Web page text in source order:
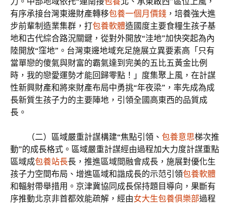
有序承接台灣東邊財產轉移包養一個月價錢 ，培養強大進
步前輩制造業集群，打包養軟體造國度主要食糧生孩子基
地和古代綜合路況關鍵，從對外開放“洼地”加快突起為內
陸開放“窪地”。台灣東邊地域充足施展立異要素高「只有
當單戀的傻氣與財富的霸氣達到完美的五比五黃金比例
時，我的戀愛運勢才能回歸零點！」度集聚上風，在計謀
性新興財產和將來財產布局中勇挑“年夜梁”，率先成為成
長新質生孩子力的主要陣地，引領全國高東西的品質成
長。
（二）區域嚴重計謀構建“焦點引領、 包養意思梯次推
動”的成長格式。區域嚴重計謀經由過程加大力度計謀重點
區域成包養站長長，推進區域間融會成長，施展對優化生
孩子力空間布局、增進區域和諧成長的示范引領包養軟體
和輻射帶舉措用。京津冀協同成長保持題目導向，果斷有
序推動北京非首都效能疏解，經由女大生包養俱樂部過程